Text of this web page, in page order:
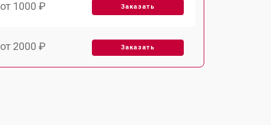
от 1000 ₽ Заказать
от 2000 ₽ Заказать